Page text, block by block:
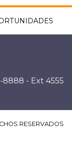
8888 - Ext 4555
RESERVADOS